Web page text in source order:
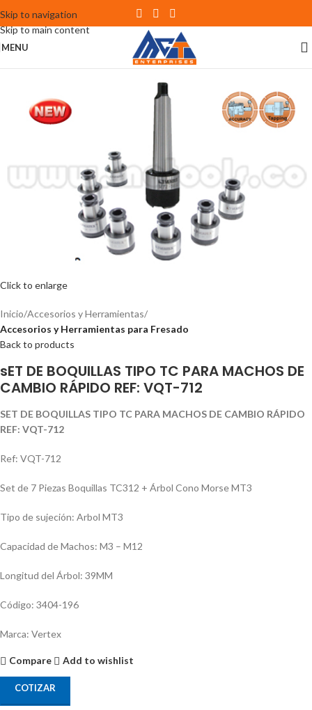
Skip to navigation
Skip to main content
MENU
Click to enlarge
Inicio Accesorios y Herramientas
Accesorios y Herramientas para Fresado
Back to products
sET DE BOQUILLAS TIPO TC PARA MACHOS DE
CAMBIO RÁPIDO REF: VQT-712
SET DE BOQUILLAS TIPO TC PARA MACHOS DE CAMBIO RÁPIDO
REF: VQT-712
Ref: VQT-712
Set de 7 Piezas Boquillas TC312 + Árbol Cono Morse MT3
Tipo de sujeción: Arbol MT3
Capacidad de Machos: M3 – M12
Longitud del Árbol: 39MM
Código: 3404-196
Marca: Vertex
Compare Add to wishlist
COTIZAR